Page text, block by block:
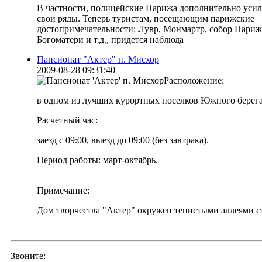
В частности, полицейские Парижа дополнительно
свои ряды. Теперь туристам, посещающим парижские
достопримечательности: Лувр, Монмартр, собор
Богоматери и т.д., придется наблюда
Пансионат "Актер" п. Мисхор
2009-08-28 09:31:40
Расположение:
в одном из лучших курортных поселков Южного берега
Расчетный час:
заезд с 09:00, выезд до 09:00 (без завтрака).
Период работы: март-октябрь.
Примечание:
Дом творчества "Актер" окружен тенистыми аллеями
Звоните: